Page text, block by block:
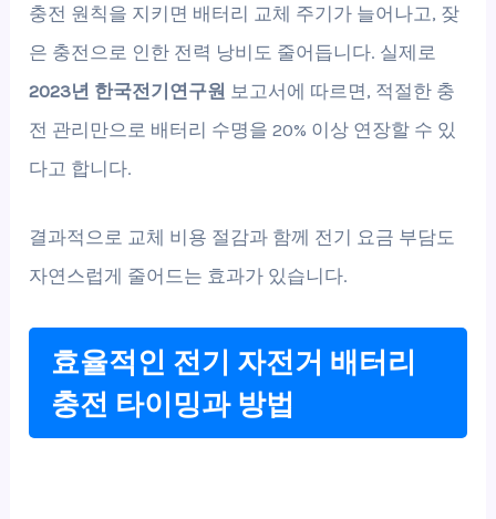
충전 원칙을 지키면 배터리 교체 주기가 늘어나고, 잦
은 충전으로 인한 전력 낭비도 줄어듭니다. 실제로
2023년 한국전기연구원 보고서에 따르면, 적절한 충
전 관리만으로 배터리 수명을 20% 이상 연장할 수 있
다고 합니다.
결과적으로 교체 비용 절감과 함께 전기 요금 부담도
자연스럽게 줄어드는 효과가 있습니다.
효율적인 전기 자전거 배터리
충전 타이밍과 방법